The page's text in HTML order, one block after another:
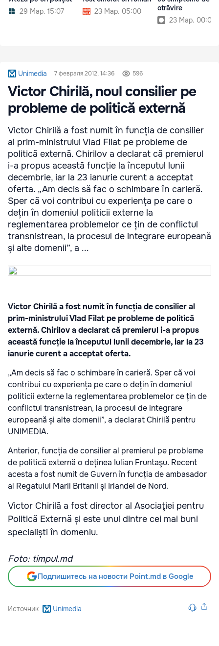
29 Мар. 15:07
23 Мар. 05:00
otrăvire
23 Мар. 00:00
Unimedia 7 февраля 2012, 14:36 596
Victor Chirilă, noul consilier pe
probleme de politică externă
Victor Chirilă a fost numit în funcția de consilier
al prim-ministrului Vlad Filat pe probleme de
politică externă. Chirilov a declarat că premierul
i-a propus această funcție la începutul lunii
decembrie, iar la 23 ianurie curent a acceptat
oferta. „Am decis să fac o schimbare în carieră.
Sper că voi contribui cu experiența pe care o
dețin în domeniul politicii externe la
reglementarea problemelor ce țin de conflictul
transnistrean, la procesul de integrare europeană
și alte domenii”, a ...
Victor Chirilă a fost numit în funcția de consilier al
prim-ministrului Vlad Filat pe probleme de politică
externă. Chirilov a declarat că premierul i-a propus
această funcție la începutul lunii decembrie, iar la 23
ianurie curent a acceptat oferta.
„Am decis să fac o schimbare în carieră. Sper că voi
contribui cu experiența pe care o dețin în domeniul
politicii externe la reglementarea problemelor ce țin de
conflictul transnistrean, la procesul de integrare
europeană și alte domenii”, a declarat Chirilă pentru
UNIMEDIA.
Anterior, funcția de consilier al premierul pe probleme
de politică externă o deținea Iulian Fruntaşu. Recent
acesta a fost numit de Guvern în funcția de ambasador
al Regatului Marii Britanii și Irlandei de Nord.
Victor Chirilă a fost director al Asociaţiei pentru
Politică Externă și este unul dintre cei mai buni
specialiști în domeniu.
Foto: timpul.md
Подпишитесь на новости Point.md в Google
Источник Unimedia